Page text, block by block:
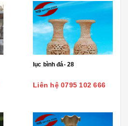
lục bình đá- 28
Liên hệ 0795 102 666